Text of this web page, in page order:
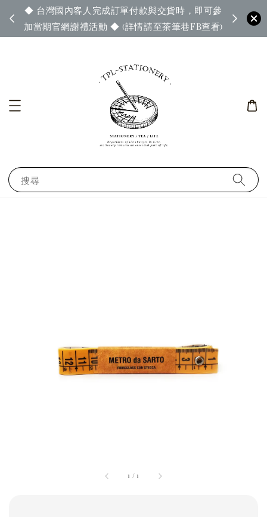
◆ 台灣國內客人完成訂單付款與交貨時，即可參
加當期官網謝禮活動 ◆ (詳情請至茶筆巷FB查看)
◆ 官
搜尋
1 /1